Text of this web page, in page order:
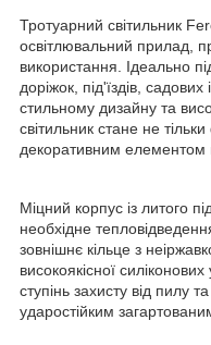
Тротуарний світильник
освітлювальний прилад,
використання. Ідеально
доріжок, під'їздів,
стильному дизайну та
світильник стане не
декоративним елементом
Міцний корпус із литого
необхідне
зовнішнє кільце з
високоякісної
ступінь захисту від пилу
ударостійким